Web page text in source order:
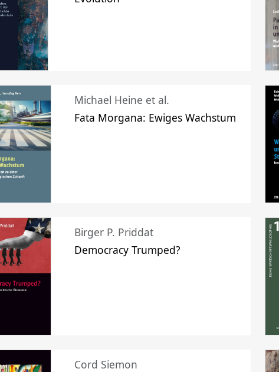
Michael Heine et al.
Fata Morgana: Ewiges Wachstum
Birger P. Priddat
Democracy Trumped?
Cord Siemon